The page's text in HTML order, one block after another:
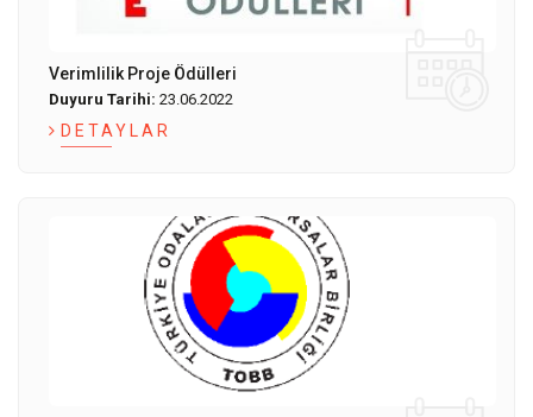
Verimlilik Proje Ödülleri
Duyuru Tarihi: 23.06.2022
DETAYLAR